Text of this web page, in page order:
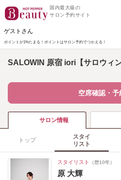
国内最大級の
サロン予約サイト
ゲストさん
ポイントが1%たまる！ ポイントはサロン予約でつかえる！
SALOWIN 原宿 iori【サロウィン
空席確認・予
サロン情報
トップ
スタイ
リスト
スタイリスト （歴10年）
原 大輝